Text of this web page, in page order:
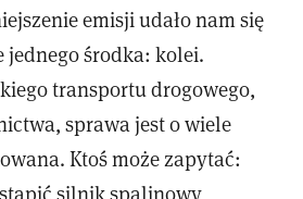
emisji udało nam się
środka: kolei.
transportu drogowego,
sprawa jest o wiele
Ktoś może zapytać:
silnik spalinowy